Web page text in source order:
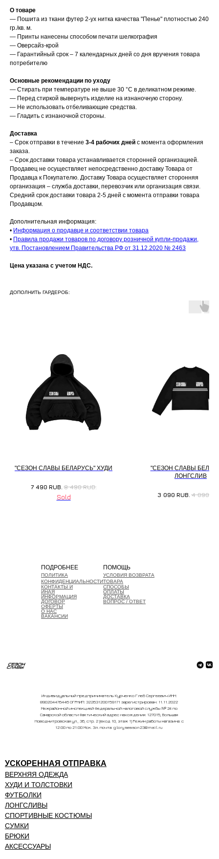
О товаре
— Пошита из ткани футер 2-ух нитка качества "Пенье" плотностью 240
гр./кв. м.
— Принты нанесены способом печати шелкография
— Оверсайз-крой
— Гарантийный срок – 7 календарных дней со дня вручения товара
потребителю
Основные рекомендации по уходу
— Стирать при температуре не выше 30 °C в деликатном режиме.
— Перед стиркой вывернуть изделие на изнаночную сторону.
— Не использовать отбеливающие средства.
— Гладить с изнаночной стороны.
Доставка
– Срок отправки в течение 3-4 рабочих дней с момента оформления
заказа.
– Срок доставки товара устанавливается сторонней организацией.
Продавец не осуществляет непосредственно доставку Товара от
Продавца к Покупателю. Доставку Товара осуществляет сторонняя
организация – служба доставки, перевозчик или организация связи.
Средний срок доставки товара 2-5 дней с момента отправки товара
Продавцом.
Дополнительная информация:
• Информация о продавце и соответствии товара
• Правила продажи товаров по договору розничной купли-продажи,
утв. Постановлением Правительства РФ от 31.12.2020 № 2463
Цена указана с учетом НДС.
ДОПОЛНИТЬ ГАРДЕРОБ:
"СЕЗОН СЛАВЫ БЕЛАРУСЬ" ХУДИ
7 490 RUB. 8 490 RUB.
"СЕЗОН СЛАВЫ
ЛОНГСЛИВ
3 090 RUB. 4 090
ПОДРОБНЕЕ
ПОЛИТИКА
КОНФИДЕНЦИАЛЬНОСТИ
КОНТАКТЫ И
ИНАЯ
ИНФОРМАЦИЯ
ДОГОВОР
ОФЕРТЫ
О НАС
ВАКАНСИИ
ПОМОЩЬ
УСЛОВИЯ ВОЗВРАТА
ТОВАРА
СПОСОБЫ
ОПЛАТЫ
ДОСТАВКА
ВОПРОС / ОТВЕТ
Индивидуальный предприниматель Курченко Глеб Сергеевич ИНН:
890204476446 ОГРНИП: 322631200159171 зарегистрирован: 11.11.2022
Межрайонной инспекцией Федеральной налоговой службы № 24 по
Самарской области Фактический адрес нахождения: 127015, Большая
Новодмитровская ул., 36, стр. 2 (вход 10, этаж 1) Режим работы магазина: с
12:00 по 21:00 Мск. Эл. почта: gloryseason23@mail.ru
УСКОРЕННАЯ ОТПРАВКА
ВЕРХНЯЯ ОДЕЖДА
ХУДИ И ТОЛСТОВКИ
ФУТБОЛКИ
ЛОНГСЛИВЫ
СПОРТИВНЫЕ КОСТЮМЫ
СУМКИ
БРЮКИ
АКСЕССУАРЫ